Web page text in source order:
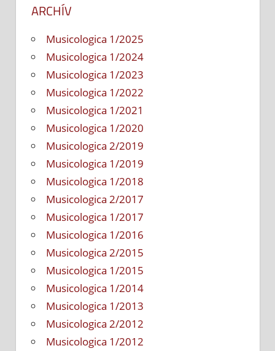
ARCHÍV
Musicologica 1/2025
Musicologica 1/2024
Musicologica 1/2023
Musicologica 1/2022
Musicologica 1/2021
Musicologica 1/2020
Musicologica 2/2019
Musicologica 1/2019
Musicologica 1/2018
Musicologica 2/2017
Musicologica 1/2017
Musicologica 1/2016
Musicologica 2/2015
Musicologica 1/2015
Musicologica 1/2014
Musicologica 1/2013
Musicologica 2/2012
Musicologica 1/2012